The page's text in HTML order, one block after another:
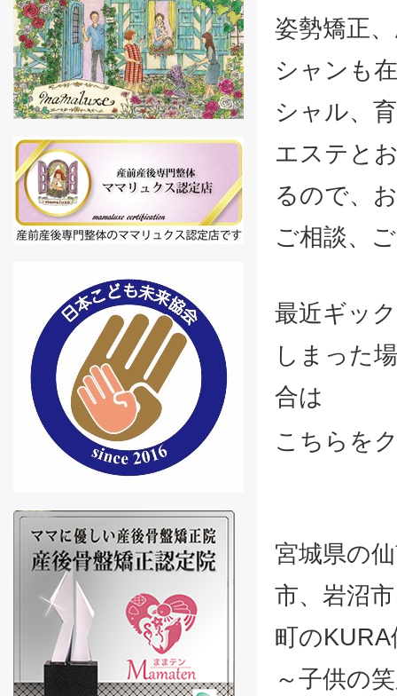
姿勢矯正
シャンも
シャル、
エステと
るので、
ご相談、
最近ギッ
しまった
合は
こちらを
宮城県の
市、岩沼
町の
～子供の